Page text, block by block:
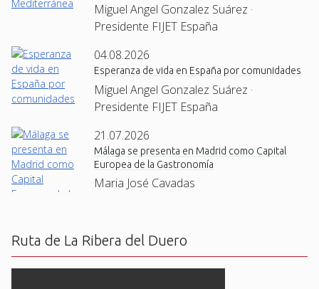
Miguel Angel Gonzalez Suárez ·
Presidente FIJET España
04.08.2026
Esperanza de vida en España por comunidades
Miguel Angel Gonzalez Suárez ·
Presidente FIJET España
21.07.2026
Málaga se presenta en Madrid como Capital
Europea de la Gastronomía
Maria José Cavadas
Ruta de La Ribera del Duero